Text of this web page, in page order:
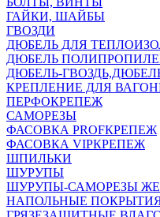
ГАЙКИ, ШАЙБЫ
ГВОЗДИ
ДЮБЕЛЬ ДЛЯ
ДЮБЕЛЬ
ДЮБЕЛЬ-
КРЕПЛЕНИЕ ДЛЯ
ПЕРФОКРЕПЕЖ
САМОРЕЗЫ
ФАСОВКА PROFКРЕПЕЖ
ФАСОВКА VIPКРЕПЕЖ
ШПИЛЬКИ
ШУРУПЫ
ШУРУПЫ-САМОРЕЗЫ
НАПОЛЬНЫЕ